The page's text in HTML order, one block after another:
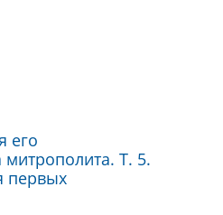
его
Т. 5.
первых